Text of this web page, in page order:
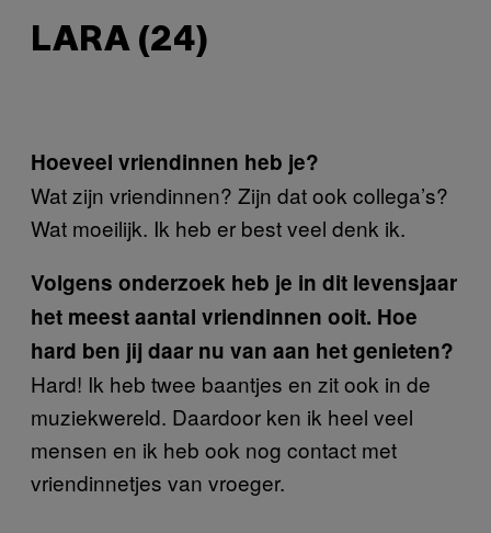
LARA (24)
Hoeveel vriendinnen heb je?
Wat zijn vriendinnen? Zijn dat ook collega’s?
Wat moeilijk. Ik heb er best veel denk ik.
Volgens onderzoek heb je in dit levensjaar
het meest aantal vriendinnen ooit. Hoe
hard ben jij daar nu van aan het genieten?
Hard! Ik heb twee baantjes en zit ook in de
muziekwereld. Daardoor ken ik heel veel
mensen en ik heb ook nog contact met
vriendinnetjes van vroeger.